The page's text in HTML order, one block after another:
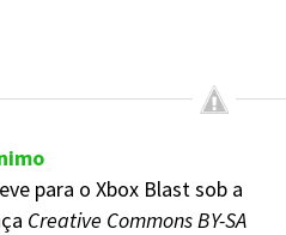
para o Xbox Blast sob a
Creative Commons BY-SA